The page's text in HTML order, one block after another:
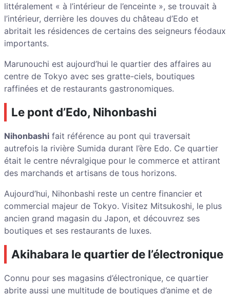
littéralement « à l’intérieur de l’enceinte », se trouvait à
l’intérieur, derrière les douves du château d’Edo et
abritait les résidences de certains des seigneurs féodaux
importants.
Marunouchi est aujourd’hui le quartier des affaires au
centre de Tokyo avec ses gratte-ciels, boutiques
raffinées et de restaurants gastronomiques.
Le pont d’Edo, Nihonbashi
Nihonbashi fait référence au pont qui traversait
autrefois la rivière Sumida durant l’ère Edo. Ce quartier
était le centre névralgique pour le commerce et attirant
des marchands et artisans de tous horizons.
Aujourd’hui, Nihonbashi reste un centre financier et
commercial majeur de Tokyo. Visitez Mitsukoshi, le plus
ancien grand magasin du Japon, et découvrez ses
boutiques et ses restaurants de luxes.
Akihabara le quartier de l’électronique
Connu pour ses magasins d’électronique, ce quartier
abrite aussi une multitude de boutiques d’anime et de